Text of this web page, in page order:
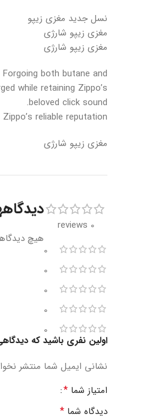
نسل جدید مغزی زیپو
مغزی زیپو شارژی
مغزی زیپو شارژی
both butane and
while retaining Zippo’s
beloved click sound.
reliable reputation
مغزی زیپو شارژی
0 reviews
0
0
0
0
0
هیچ
اولین نفری باشید که
نشانی ایمیل شما منتشر
امتیاز شما *
دیدگاه شما *